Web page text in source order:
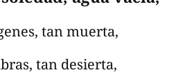
tan muerta,
tan desierta,